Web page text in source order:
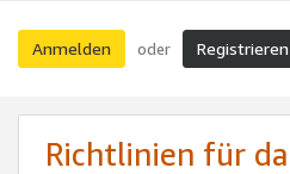
Anmelden oder Registrieren
Richtlinien für